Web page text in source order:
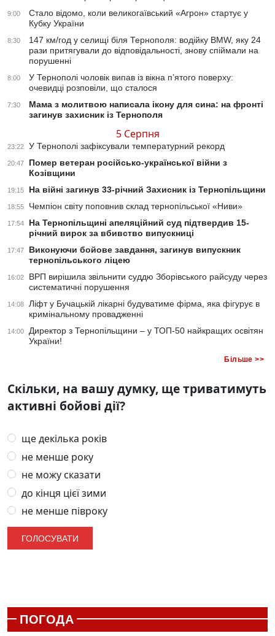
9:00
Стало відомо, коли великогаївський «Агрон» стартує у
Кубку України
8:30
147 км/год у селищі біля Тернополя: водійку BMW, яку 24
рази притягували до відповідальності, знову спіймали на
порушенні
8:00
У Тернополі чоловік випав із вікна п’ятого поверху:
очевидці розповіли, що сталося
7:30
Мама з молитвою написала ікону для сина: на фронті
загинув захисник із Тернополя
5 Серпня
23:22 У Тернополі зафіксували температурний рекорд
20:47
Помер ветеран російсько-української війни з
Козівщини
19:15 На війні загинув 33-річний Захисник із Тернопільщини
18:55 Чемпіон світу поповнив склад тернопільської «Ниви»
17:54
На Тернопільщині апеляційний суд підтвердив 15-
річний вирок за вбивство випускниці
17:47
Виконуючи бойове завдання, загинув випускник
тернопільського ліцею
16:02
ВРП вирішила звільнити суддю Зборівського райсуду через
систематичні порушення
14:08
Ліфт у Бучацькій лікарні будуватиме фірма, яка фігурує в
кримінальному провадженні
14:00
Директор з Тернопільщини – у ТОП-50 найкращих освітян
України!
Більше >>
Скільки, на вашу думку, ще триватимуть
активні бойові дії?
ще декілька років
не менше року
не можу сказати
до кінця цієї зими
не менше півроку
ПОГОДА